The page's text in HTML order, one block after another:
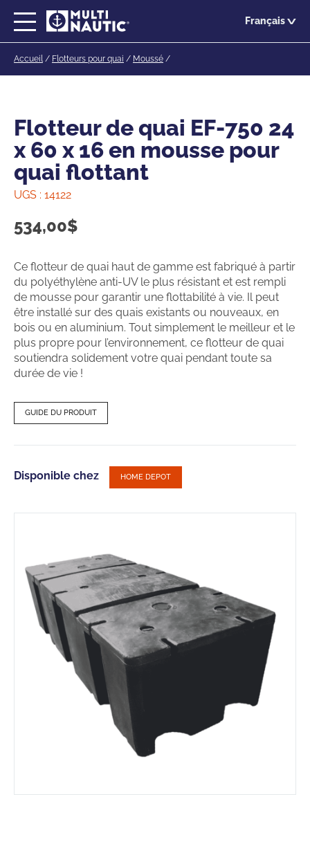
contenu
Français
Accueil/ Flotteurs pour quai / Moussé /
Flotteur de quai EF-750 24
x 60 x 16 en mousse pour
quai flottant
UGS : 14122
534,00$
Ce flotteur de quai haut de gamme est fabriqué à partir
du polyéthylène anti-UV le plus résistant et est rempli
de mousse pour garantir une flottabilité à vie. Il peut
être installé sur des quais existants ou nouveaux, en
bois ou en aluminium. Tout simplement le meilleur et le
plus propre pour l’environnement, ce flotteur de quai
soutiendra solidement votre quai pendant toute sa
durée de vie !
GUIDE DU PRODUIT
Disponible chez HOME DEPOT